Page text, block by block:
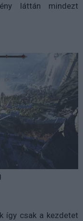
láttán mindezt
így csak a kezdetet